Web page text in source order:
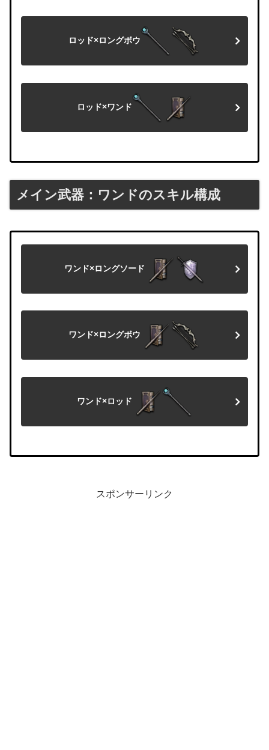
ロッド×ロングボウ
ロッド×ワンド
メイン武器：ワンドのスキル構成
ワンド×ロングソード
ワンド×ロングボウ
ワンド×ロッド
スポンサーリンク